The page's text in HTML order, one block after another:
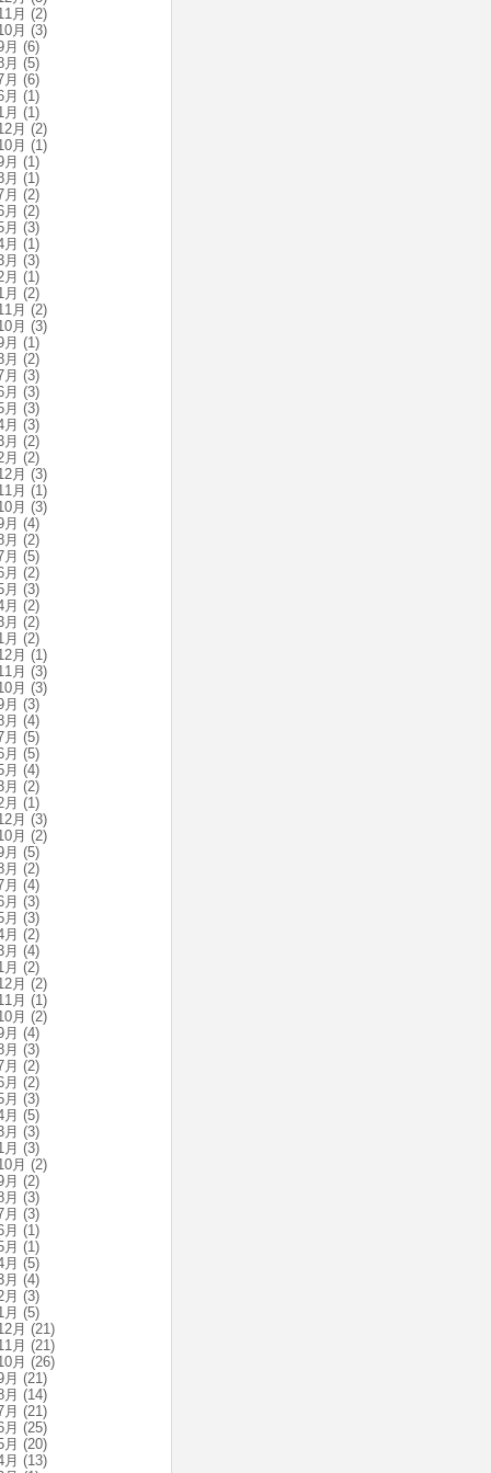
月 (2)
月 (3)
(6)
(5)
(6)
(1)
(1)
月 (2)
月 (1)
(1)
(1)
(2)
(2)
(3)
(1)
(3)
(1)
(2)
月 (2)
月 (3)
(1)
(2)
(3)
(3)
(3)
(3)
(2)
(2)
月 (3)
月 (1)
月 (3)
(4)
(2)
(5)
(2)
(3)
(2)
(2)
(2)
月 (1)
月 (3)
月 (3)
(3)
(4)
(5)
(5)
(4)
(2)
(1)
月 (3)
月 (2)
(5)
(2)
(4)
(3)
(3)
(2)
(4)
(2)
月 (2)
月 (1)
月 (2)
(4)
(3)
(2)
(2)
(3)
(5)
(3)
(3)
月 (2)
(2)
(3)
(3)
(1)
(1)
(5)
(4)
(3)
(5)
月 (21)
月 (21)
月 (26)
(21)
(14)
(21)
(25)
(20)
(13)